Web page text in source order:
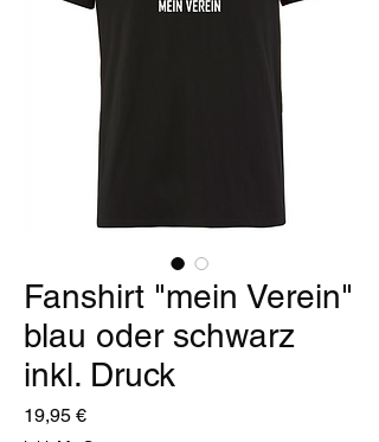
Fanshirt "mein Verein"
blau oder schwarz
inkl. Druck
19,95 €Preis